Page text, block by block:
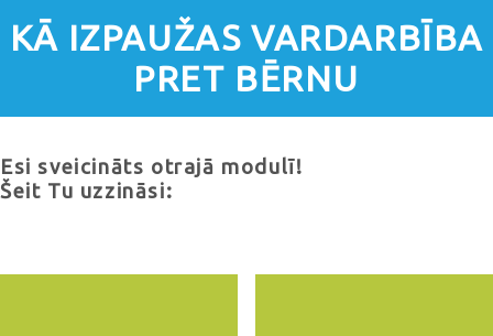
KĀ IZPAUŽAS VARDARBĪBA
PRET BĒRNU
Esi sveicināts otrajā modulī!
Šeit Tu uzzināsi: